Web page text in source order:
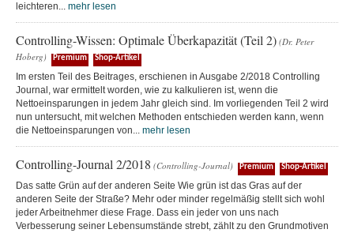
leichteren... mehr lesen
Controlling-Wissen: Optimale Überkapazität (Teil 2) (Dr. Peter
Hoberg)
Premium Shop-Artikel
Im ersten Teil des Beitrages, erschienen in Ausgabe 2/2018 Controlling
Journal, war ermittelt worden, wie zu kalkulieren ist, wenn die
Nettoeinsparungen in jedem Jahr gleich sind. Im vorliegenden Teil 2 wird
nun untersucht, mit welchen Methoden entschieden werden kann, wenn
die Nettoeinsparungen von... mehr lesen
Controlling-Journal 2/2018 (Controlling-Journal) Premium Shop-Artikel
Das satte Grün auf der anderen Seite Wie grün ist das Gras auf der
anderen Seite der Straße? Mehr oder minder regelmäßig stellt sich wohl
jeder Arbeitnehmer diese Frage. Dass ein jeder von uns nach
Verbesserung seiner Lebensumstände strebt, zählt zu den Grundmotiven